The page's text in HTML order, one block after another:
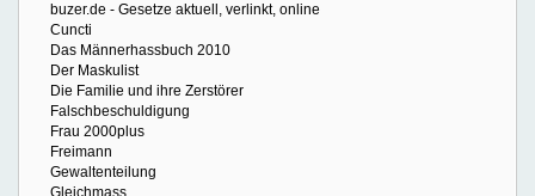
buzer.de - Gesetze aktuell, verlinkt, online
Cuncti
Das Männerhassbuch 2010
Der Maskulist
Die Familie und ihre Zerstörer
Falschbeschuldigung
Frau 2000plus
Freimann
Gewaltenteilung
Gleichmass